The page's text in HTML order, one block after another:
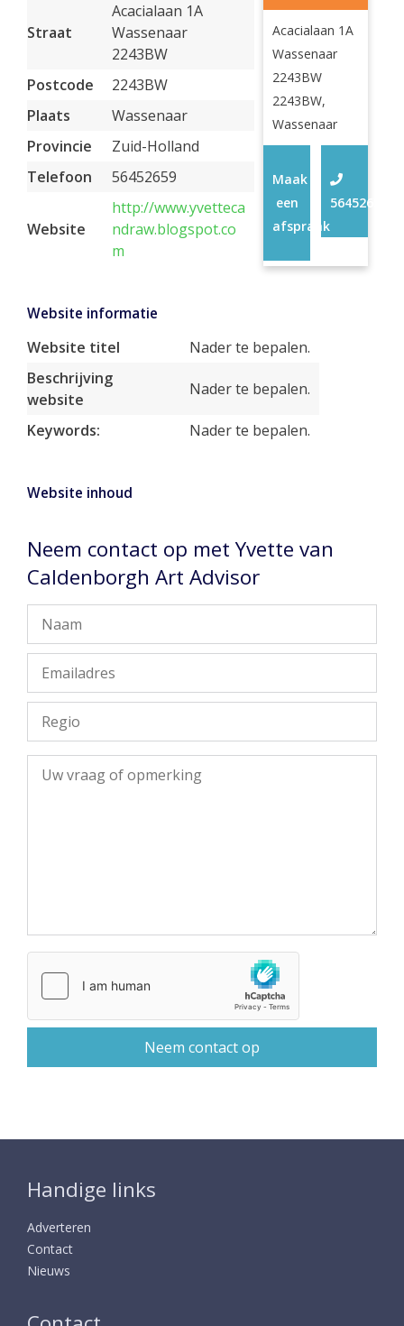
Straat
Acacialaan 1A
Wassenaar
2243BW
Postcode
2243BW
Plaats
Wassenaar
Provincie
Zuid-Holland
Telefoon
56452659
Website
http://www.yvetteca
ndraw.blogspot.co
m
Acacialaan 1A
Wassenaar
2243BW
2243BW,
Wassenaar
56452659
Maak
een
afspraak
Website informatie
Website titel
Nader te bepalen.
Beschrijving
website
Nader te bepalen.
Keywords: Nader te bepalen.
Website inhoud
Neem contact op met Yvette van
Caldenborgh Art Advisor
Handige links
Adverteren
Contact
Nieuws